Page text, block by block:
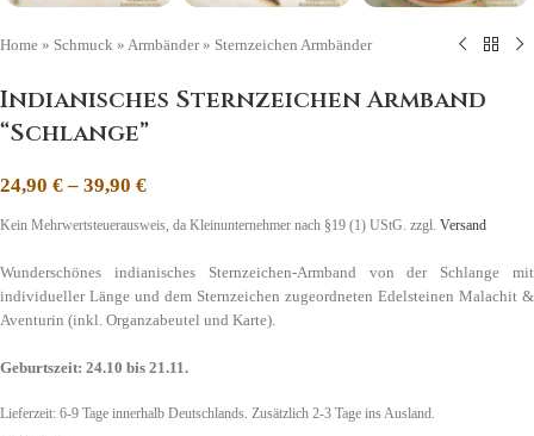
Home » Schmuck » Armbänder» Sternzeichen Armbänder
Indianisches Sternzeichen Armband
“Schlange”
24,90 €– 39,90 €
Kein Mehrwertsteuerausweis, da Kleinunternehmer nach §19 (1) UStG. zzgl. Versand
Wunderschönes indianisches Sternzeichen-Armband von der Schlange mit
individueller Länge und dem Sternzeichen zugeordneten Edelsteinen Malachit &
Aventurin (inkl. Organzabeutel und Karte).
Geburtszeit: 24.10 bis 21.11.
Lieferzeit: 6-9 Tage innerhalb Deutschlands. Zusätzlich 2-3 Tage ins Ausland.